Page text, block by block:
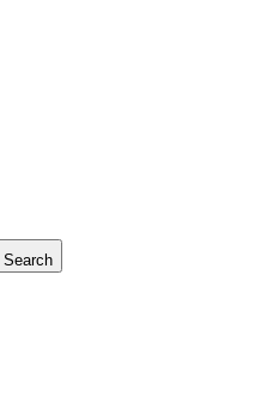
Search